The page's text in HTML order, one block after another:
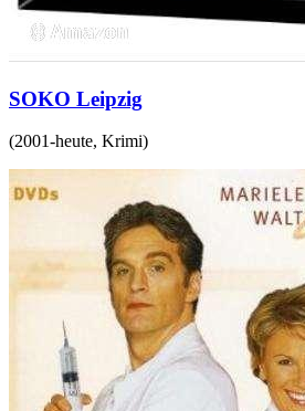
SOKO Leipzig
(2001-heute, Krimi)